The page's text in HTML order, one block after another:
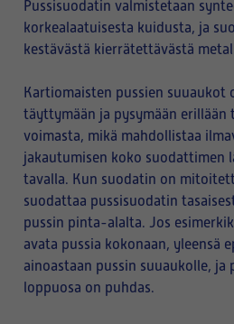
Pussisuodatin valmistetaan
korkealaatuisesta kuidusta, ja
kestävästä kierrätettävästä
Kartiomaisten pussien suuaukot
täyttymään ja pysymään erillään
voimasta, mikä mahdollistaa
jakautumisen koko suodattimen
tavalla. Kun suodatin on
suodattaa pussisuodatin
pussin pinta-alalta. Jos
avata pussia kokonaan, yleensä
ainoastaan pussin suuaukolle, ja
loppuosa on puhdas.